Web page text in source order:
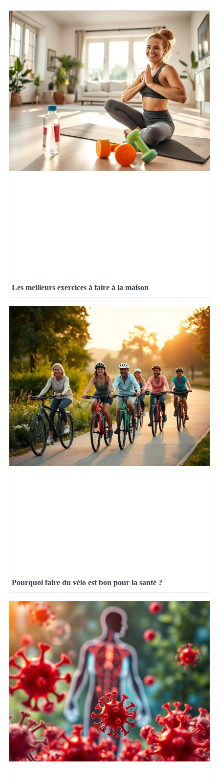
Les meilleurs exercices à faire à la maison
Pourquoi faire du vélo est bon pour la santé ?